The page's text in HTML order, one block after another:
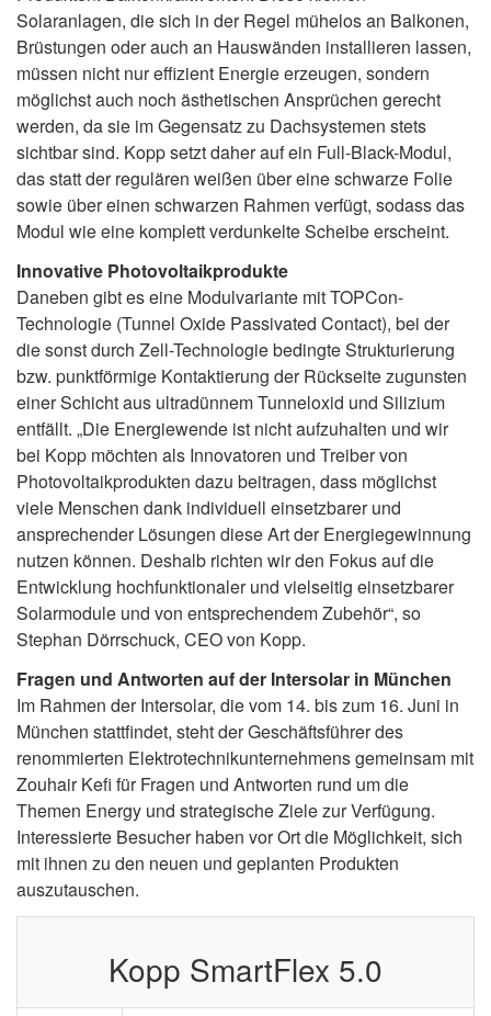
Solaranlagen, die sich in der Regel mühelos an Balkonen,
Brüstungen oder auch an Hauswänden installieren lassen,
müssen nicht nur effizient Energie erzeugen, sondern
möglichst auch noch ästhetischen Ansprüchen gerecht
werden, da sie im Gegensatz zu Dachsystemen stets
sichtbar sind. Kopp setzt daher auf ein Full-Black-Modul,
das statt der regulären weißen über eine schwarze Folie
sowie über einen schwarzen Rahmen verfügt, sodass das
Modul wie eine komplett verdunkelte Scheibe erscheint.
Innovative Photovoltaikprodukte
Daneben gibt es eine Modulvariante mit TOPCon-
Technologie (Tunnel Oxide Passivated Contact), bei der
die sonst durch Zell-Technologie bedingte Strukturierung
bzw. punktförmige Kontaktierung der Rückseite zugunsten
einer Schicht aus ultradünnem Tunneloxid und Silizium
entfällt. „Die Energiewende ist nicht aufzuhalten und wir
bei Kopp möchten als Innovatoren und Treiber von
Photovoltaikprodukten dazu beitragen, dass möglichst
viele Menschen dank individuell einsetzbarer und
ansprechender Lösungen diese Art der Energiegewinnung
nutzen können. Deshalb richten wir den Fokus auf die
Entwicklung hochfunktionaler und vielseitig einsetzbarer
Solarmodule und von entsprechendem Zubehör“, so
Stephan Dörrschuck, CEO von Kopp.
Fragen und Antworten auf der Intersolar in München
Im Rahmen der Intersolar, die vom 14. bis zum 16. Juni in
München stattfindet, steht der Geschäftsführer des
renommierten Elektrotechnikunternehmens gemeinsam mit
Zouhair Kefi für Fragen und Antworten rund um die
Themen Energy und strategische Ziele zur Verfügung.
Interessierte Besucher haben vor Ort die Möglichkeit, sich
mit ihnen zu den neuen und geplanten Produkten
auszutauschen.
Kopp SmartFlex 5.0